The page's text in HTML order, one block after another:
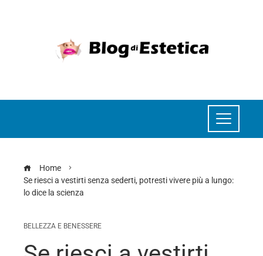
Home
Se riesci a vestirti senza sederti, potresti vivere più a lungo:
lo dice la scienza
BELLEZZA E BENESSERE